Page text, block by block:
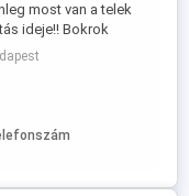
most van a telek
ideje!! Bokrok
irt sa kitakartása ,
kert épitésre!!! Fák
a t li idöszakban!!!